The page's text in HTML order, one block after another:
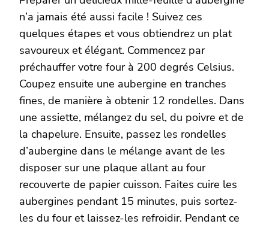
n’a jamais été aussi facile ! Suivez ces
quelques étapes et vous obtiendrez un plat
savoureux et élégant. Commencez par
préchauffer votre four à 200 degrés Celsius.
Coupez ensuite une aubergine en tranches
fines, de manière à obtenir 12 rondelles. Dans
une assiette, mélangez du sel, du poivre et de
la chapelure. Ensuite, passez les rondelles
d’aubergine dans le mélange avant de les
disposer sur une plaque allant au four
recouverte de papier cuisson. Faites cuire les
aubergines pendant 15 minutes, puis sortez-
les du four et laissez-les refroidir. Pendant ce